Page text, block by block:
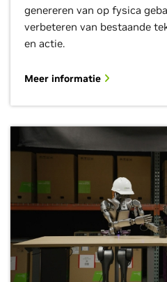
genereren van op fysica
verbeteren van bestaande
en actie.
Meer informatie